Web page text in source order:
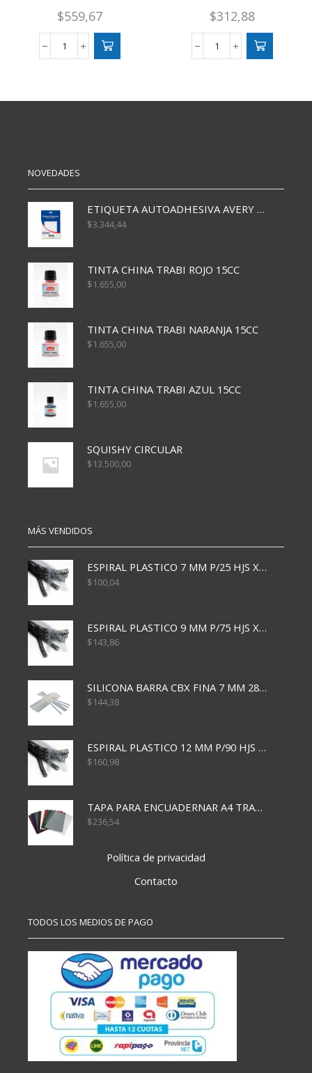
$559,67
RESALTADOR
VERDE
$312,88
RESALTADOR
VIOLETA
NOVEDADES
ETIQUETA AUTOADHESIVA AVERY 3026 30H 20 X 70
$3.344,44
TINTA CHINA TRABI ROJO 15CC
$1.655,00
TINTA CHINA TRABI NARANJA 15CC
$1.655,00
TINTA CHINA TRABI AZUL 15CC
$1.655,00
SQUISHY CIRCULAR
$13.500,00
MÁS VENDIDOS
ESPIRAL PLASTICO 7 MM P/25 HJS X50x3000
$100,04
ESPIRAL PLASTICO 9 MM P/75 HJS X50X2400
$143,86
SILICONA BARRA CBX FINA 7 MM 28 CM
$144,38
ESPIRAL PLASTICO 12 MM P/90 HJS X50X1500
$160,98
TAPA PARA ENCUADERNAR A4 TRANSP x50x500
$236,54
Política de privacidad
Contacto
TODOS LOS MEDIOS DE PAGO